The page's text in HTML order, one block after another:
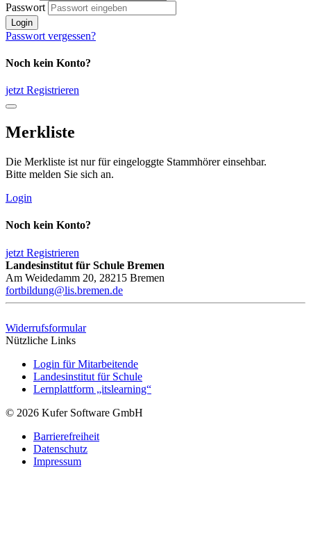
Passwort
Login
Passwort vergessen?
Noch kein Konto?
jetzt Registrieren
Merkliste
Die Merkliste ist nur für eingeloggte Stammhörer einsehbar.
Bitte melden Sie sich an.
Login
Noch kein Konto?
jetzt Registrieren
Landesinstitut für Schule Bremen
Am Weidedamm 20, 28215 Bremen
fortbildung@lis.bremen.de
Widerrufsformular
Nützliche Links
Login für Mitarbeitende
Landesinstitut für Schule
Lernplattform „itslearning“
© 2026 Kufer Software GmbH
Barrierefreiheit
Datenschutz
Impressum